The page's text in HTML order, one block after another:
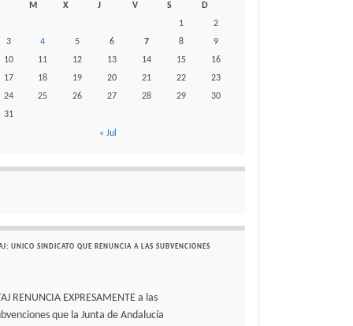
M X J V S
D
1
2
3
4 5 6 7 8
9
10
11 12 13 14 15
16
17
18 19 20 21 22
23
24
25 26 27 28 29
30
31
« Jul
UNICO SINDICATO QUE RENUNCIA A LAS SUBVENCIONES
RENUNCIA EXPRESAMENTE a las
que la Junta de Andalucía